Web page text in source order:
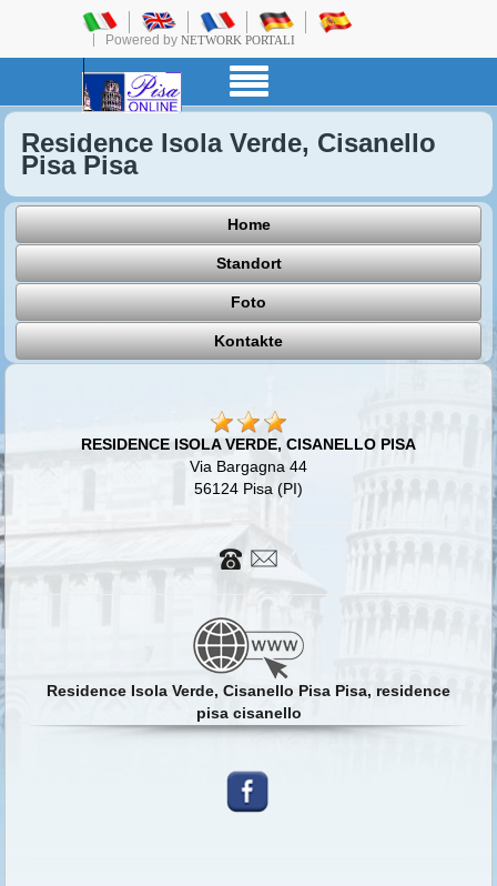
Powered by NETWORK PORTALI
Residence Isola Verde, Cisanello
Pisa Pisa
Home
Standort
Foto
Kontakte
RESIDENCE ISOLA VERDE, CISANELLO PISA
Via Bargagna 44
56124 Pisa (PI)
Residence Isola Verde, Cisanello Pisa Pisa, residence
pisa cisanello